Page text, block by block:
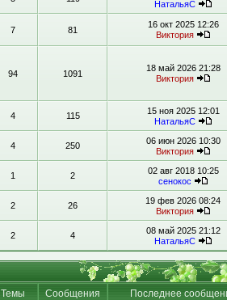
НатальяС
7 81
16 окт 2025 12:26
Виктория
94 1091
18 май 2026 21:28
Виктория
4 115
15 ноя 2025 12:01
НатальяС
4 250
06 июн 2026 10:30
Виктория
1 2
02 авг 2018 10:25
сенокос
2 26
19 фев 2026 08:24
Виктория
2 4
08 май 2025 21:12
НатальяС
Темы Сообщения
Последнее